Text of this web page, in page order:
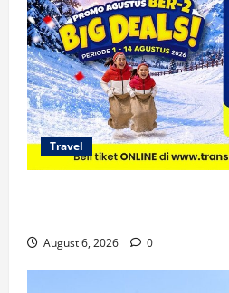
Travel
August 6, 2026 0